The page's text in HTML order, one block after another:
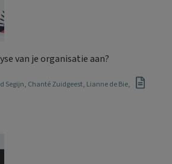
van je organisatie aan?
Segijn, Chanté Zuidgeest, Lianne de Bie,